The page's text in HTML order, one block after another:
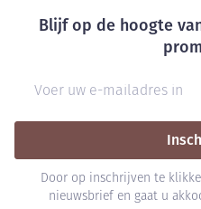
Blijf op de hoogte
Door op inschrijven te
nieuwsbrief en gaat u